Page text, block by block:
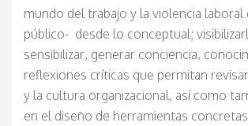
mundo del trabajo y la violencia
público- desde lo conceptual;
sensibilizar, generar conciencia,
reflexiones críticas que permitan
y la cultura organizacional, así como
en el diseño de herramientas